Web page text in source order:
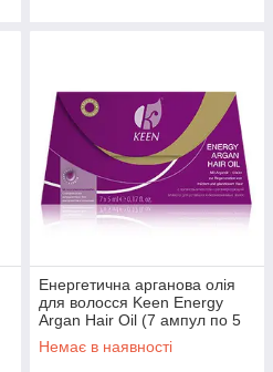
Енергетична арганова олія
для волосся Keen Energy
Argan Hair Oil (7 ампул по 5
мл)
Немає в наявності